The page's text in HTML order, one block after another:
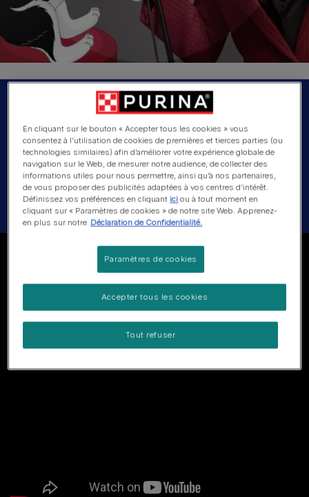
Felix. It's Great To Be a Cat! met
Robbie Williams. Let us entertain
you!
Felix en superster Robbie Williams brengen samen
nieuwe muziek, kattenkwaad en plezier.
FELIX & ROBBIE WILLIAMS doen de
En cliquant sur le bouton « Accepter tous les cookies » vous
consentez à l’utilisation de cookies de premières et tierces parties (ou
technologies similaires) afin d’améliorer votre expérience globale de
navigation sur le Web, de mesurer notre audience, de collecter des
informations utiles pour nous permettre, ainsi qu’à nos partenaires,
de vous proposer des publicités adaptées à vos centres d’intérêt.
Définissez vos préférences en cliquant ici ou à tout moment en
cliquant sur « Paramètres de cookies » de notre site Web. Apprenez-
en plus sur notre Déclaration de Confidentialité.
Paramètres de cookies
Tout refuser
Accepter tous les cookies